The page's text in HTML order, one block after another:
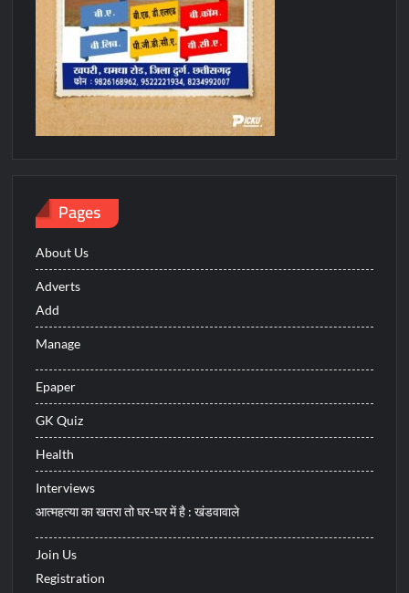
Pages
About Us
Adverts
Add
Manage
Epaper
GK Quiz
Health
Interviews
आत्महत्या का खतरा तो घर-घर में है : खंडवावाले
Join Us
Registration